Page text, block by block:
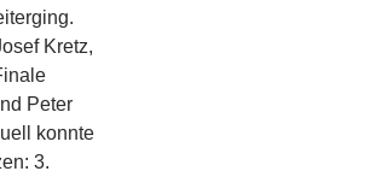
Kretz,
Peter
konnte
3.